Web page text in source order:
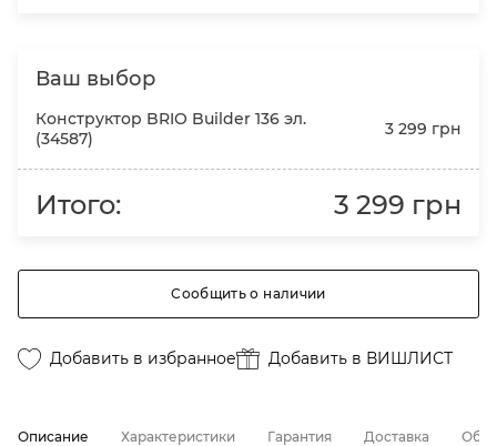
Ваш выбор
Конструктор BRIO Builder 136 эл.
(34587)
3 299 грн
Итого: 3 299 грн
Сообщить о наличии
Добавить в избранное Добавить в ВИШЛИСТ
Описание Характеристики Гарантия Доставка